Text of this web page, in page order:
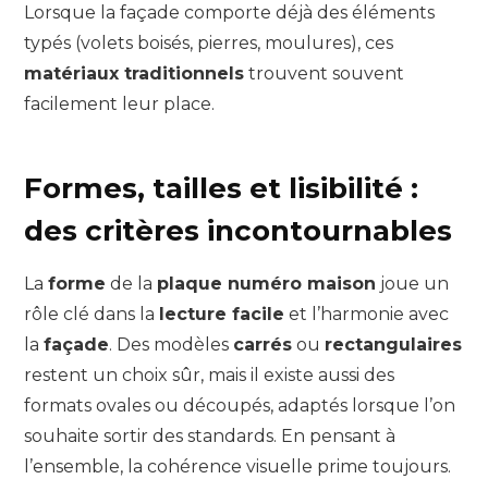
Lorsque la façade comporte déjà des éléments
typés (volets boisés, pierres, moulures), ces
matériaux traditionnels trouvent souvent
facilement leur place.
Formes, tailles et lisibilité :
des critères incontournables
La forme de la plaque numéro maison joue un
rôle clé dans la lecture facile et l’harmonie avec
la façade. Des modèles carrés ou rectangulaires
restent un choix sûr, mais il existe aussi des
formats ovales ou découpés, adaptés lorsque l’on
souhaite sortir des standards. En pensant à
l’ensemble, la cohérence visuelle prime toujours.